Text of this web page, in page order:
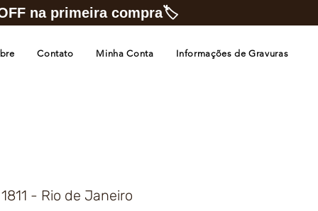
Contato Minha Conta Informações de Gravuras
OFF na primeira compra🏷️
- Rio de Janeiro